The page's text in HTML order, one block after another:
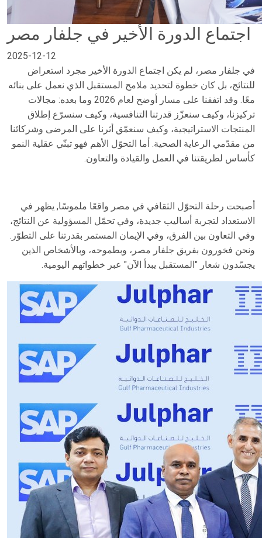
اجتماع الدورة الأخير في جلفار مصر
2025-12-12
في جلفار مصر، لم يكن اجتماع الدورة الأخير مجرد استعراض
للنتائج، بل كان خطوة لتحديد ملامح المستقبل الذي نعمل على بنائه
معًا. وقد اتفقنا على مسار أوضح لعام 2026 وما بعده: مجالات
تركيزنا، وكيف سنعزّز قدرتنا التنافسية، وكيف سنسرّع إطلاق
المنتجات الاستراتيجية، وكيف سنعمّق أثرنا على المرضى وشركائنا
من مقدّمي الرعاية الصحية. أما التحوّل الأهم فهو تبنّي عقلية النمو
كأساس لطريقتنا في العمل والقيادة والتعاون.
أصبحت رحلة التحوّل الثقافي في مصر واقعًا ملموسًا, يظهر في
الاستعداد لتجربة أساليب جديدة، وفي تحمّل المسؤولية عن النتائج،
وفي التعاون بين الفرق، وفي الإيمان المستمر بقدرتنا على التطوّر.
ونحن فخورون بفريق جلفار مصر، وبطموحه، وبالأشخاص الذين
يجسّدون شعار "المستقبل يبدأ الآن" عبر خطواتهم اليومية.